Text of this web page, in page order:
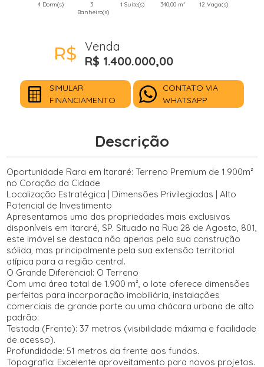
4 Dorm(s)
3
Banheiro(s)
1 Suíte(s) 340,00 m² 12 Vaga(s)
Venda
R$ 1.400.000,00
SIMULAR
FINANCIAMENTO
CONTATO VIA
WHATSAPP
Descrição
Oportunidade Rara em Itararé: Terreno Premium de 1.900m²
no Coração da Cidade
Localização Estratégica | Dimensões Privilegiadas | Alto
Potencial de Investimento
Apresentamos uma das propriedades mais exclusivas
disponíveis em Itararé, SP. Situado na Rua 28 de Agosto, 801,
este imóvel se destaca não apenas pela sua construção
sólida, mas principalmente pela sua extensão territorial
atípica para a região central.
O Grande Diferencial: O Terreno
Com uma área total de 1.900 m², o lote oferece dimensões
perfeitas para incorporação imobiliária, instalações
comerciais de grande porte ou uma chácara urbana de alto
padrão:
Testada (Frente): 37 metros (visibilidade máxima e facilidade
de acesso).
Profundidade: 51 metros da frente aos fundos.
Topografia: Excelente aproveitamento para novos projetos.